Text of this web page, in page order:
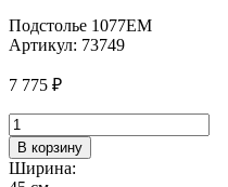
Подстолье 1077EM
Артикул: 73749
7 775 ₽
Количество
товара
Подстолье
1077EM
В корзину
Ширина: